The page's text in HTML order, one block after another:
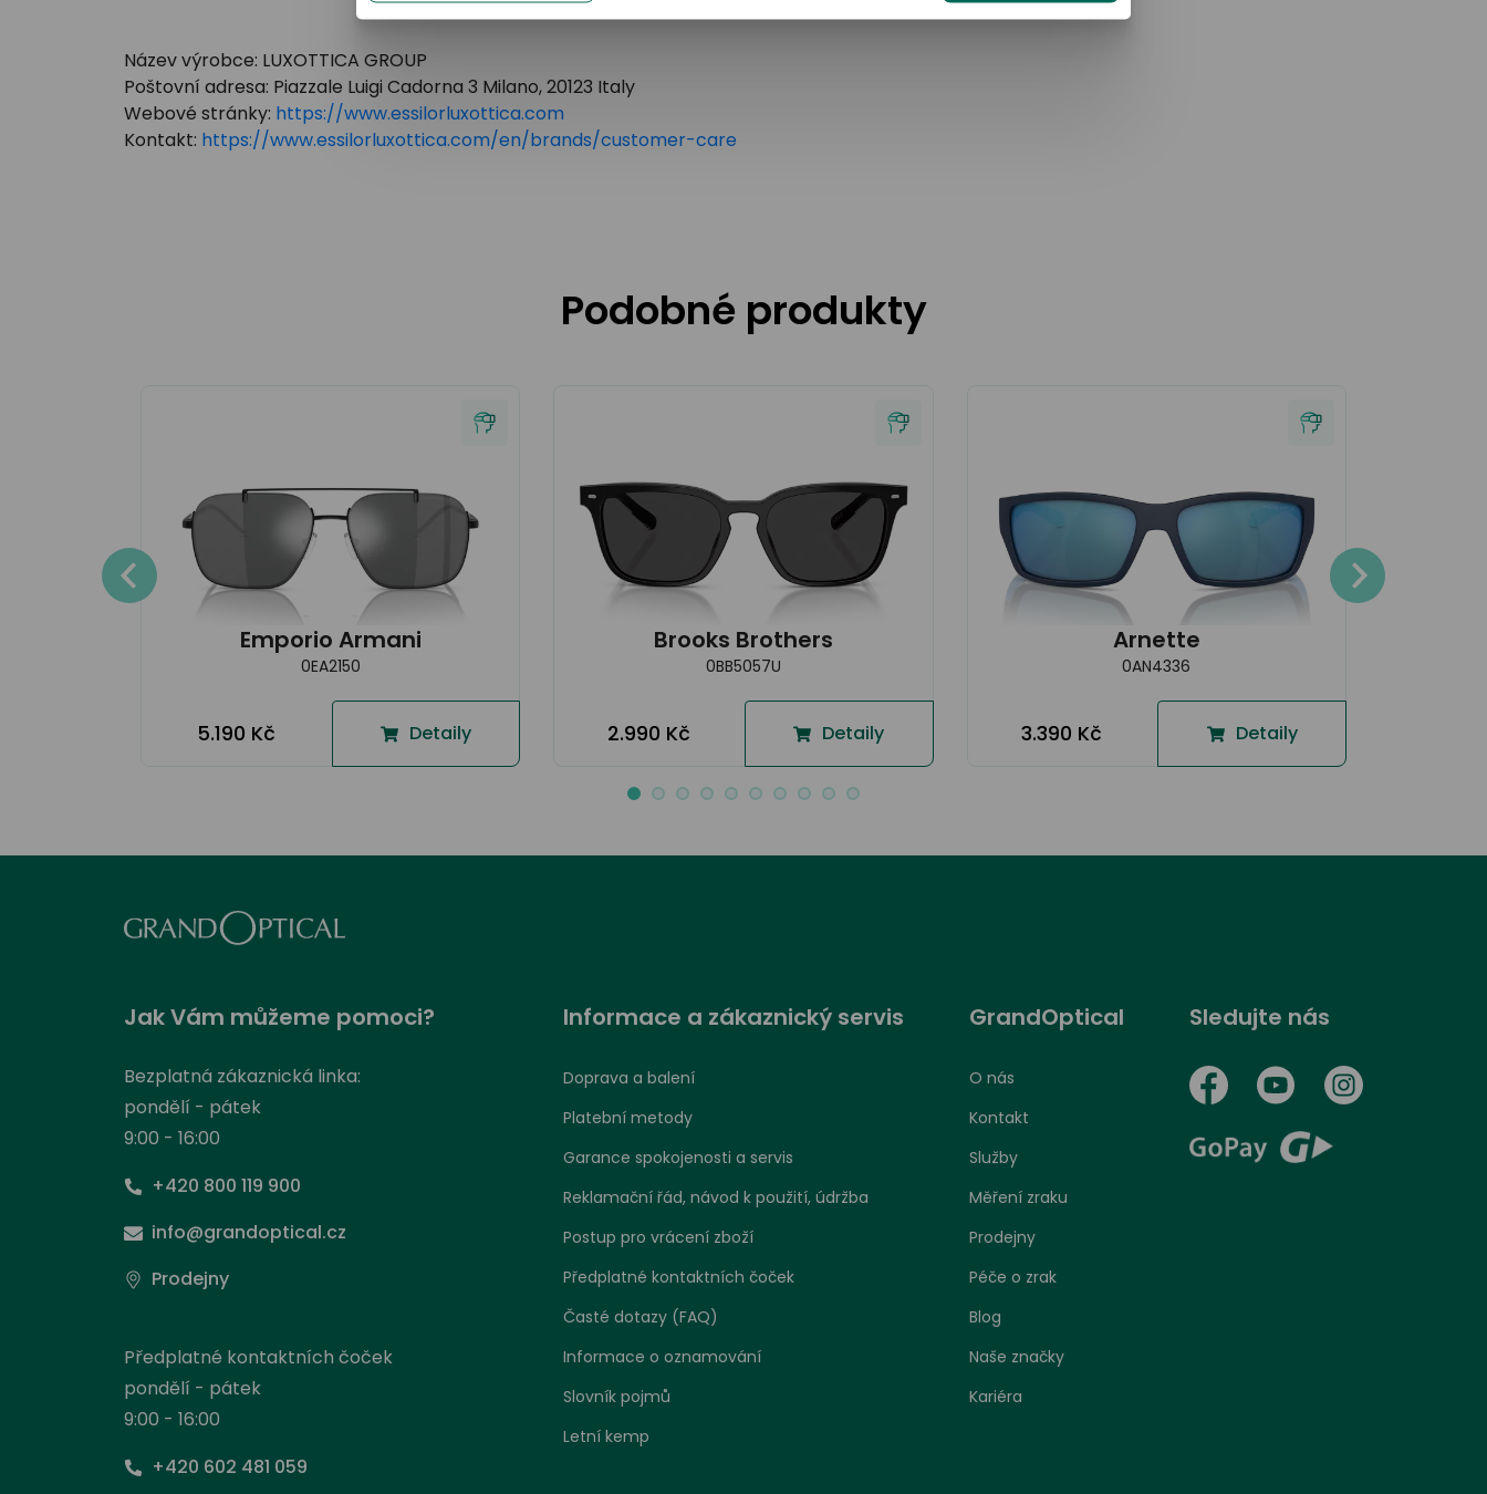
Název výrobce: LUXOTTICA GROUP
Poštovní adresa: Piazzale Luigi Cadorna 3 Milano, 20123 Italy
Webové stránky: https://www.essilorluxottica.com
Kontakt: https://www.essilorluxottica.com/en/brands/customer-care
Podobné produkty
Emporio Armani
0EA2150
5.190 Kč Detaily
Brooks Brothers
0BB5057U
2.990 Kč Detaily
Arnette
0AN4336
3.390 Kč Detaily
Jak Vám můžeme pomoci?
Bezplatná zákaznická linka:
pondělí - pátek
9:00 - 16:00
+420 800 119 900
info@grandoptical.cz
Prodejny
Předplatné kontaktních čoček
pondělí - pátek
9:00 - 16:00
+420 602 481 059
Informace a zákaznický servis
Doprava a balení
Platební metody
Garance spokojenosti a servis
Reklamační řád, návod k použití, údržba
Postup pro vrácení zboží
Předplatné kontaktních čoček
Časté dotazy (FAQ)
Informace o oznamování
Slovník pojmů
Letní kemp
GrandOptical
O nás
Kontakt
Služby
Měření zraku
Prodejny
Péče o zrak
Blog
Naše značky
Kariéra
Sledujte nás